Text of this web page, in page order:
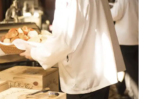
Michelle Jaco Oct 12, 2020
Scheduling
あなたの従業員が改善
Michelle Jaco Oct 12, 2020